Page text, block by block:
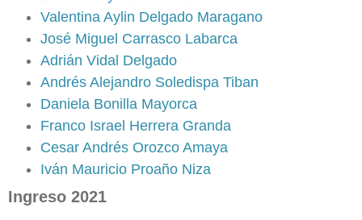
Valentina Aylin Delgado Maragano
José Miguel Carrasco Labarca
Adrián Vidal Delgado
Andrés Alejandro Soledispa Tiban
Daniela Bonilla Mayorca
Franco Israel Herrera Granda
Cesar Andrés Orozco Amaya
Iván Mauricio Proaño Niza
Ingreso 2021